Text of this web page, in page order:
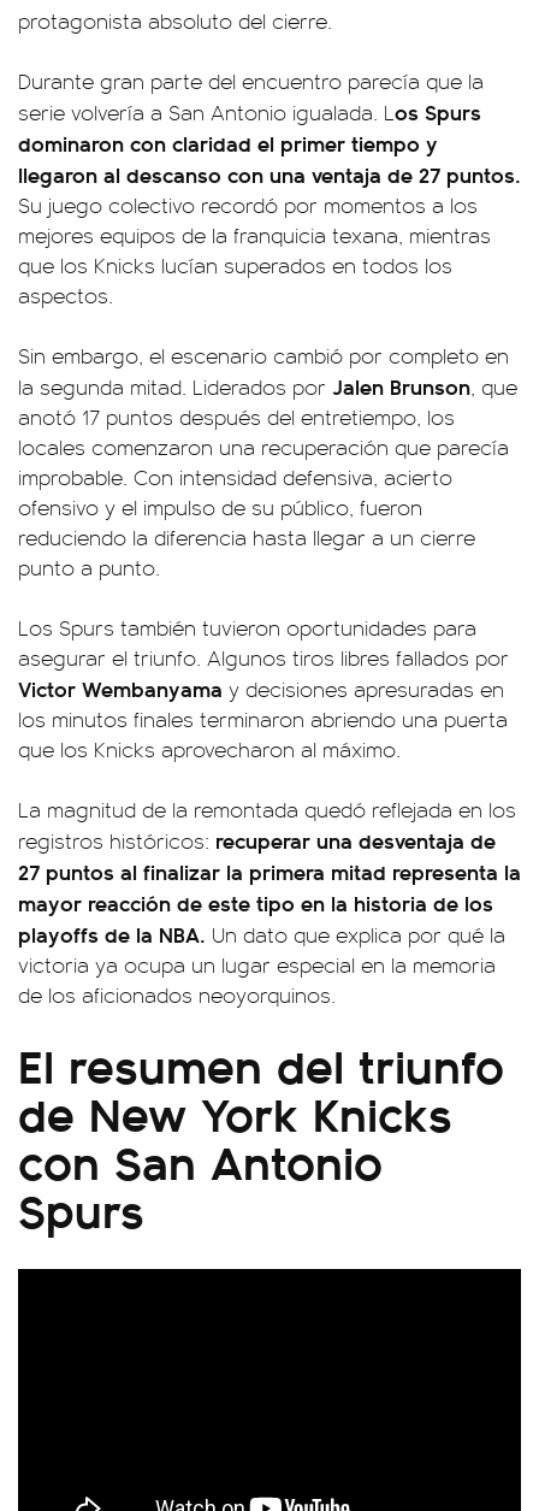
protagonista absoluto del cierre.
Durante gran parte del encuentro parecía que la
serie volvería a San Antonio igualada. Los Spurs
dominaron con claridad el primer tiempo y
llegaron al descanso con una ventaja de 27 puntos.
Su juego colectivo recordó por momentos a los
mejores equipos de la franquicia texana, mientras
que los Knicks lucían superados en todos los
aspectos.
Sin embargo, el escenario cambió por completo en
la segunda mitad. Liderados por Jalen Brunson, que
anotó 17 puntos después del entretiempo, los
locales comenzaron una recuperación que parecía
improbable. Con intensidad defensiva, acierto
ofensivo y el impulso de su público, fueron
reduciendo la diferencia hasta llegar a un cierre
punto a punto.
Los Spurs también tuvieron oportunidades para
asegurar el triunfo. Algunos tiros libres fallados por
Victor Wembanyama y decisiones apresuradas en
los minutos finales terminaron abriendo una puerta
que los Knicks aprovecharon al máximo.
La magnitud de la remontada quedó reflejada en los
registros históricos: recuperar una desventaja de
27 puntos al finalizar la primera mitad representa la
mayor reacción de este tipo en la historia de los
playoffs de la NBA. Un dato que explica por qué la
victoria ya ocupa un lugar especial en la memoria
de los aficionados neoyorquinos.
El resumen del triunfo
de New York Knicks
con San Antonio
Spurs